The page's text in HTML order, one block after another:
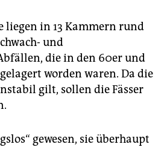
liegen in 13 Kammern rund
und
die in den 60er und
worden waren. Da die
gilt, sollen die Fässer
gewesen, sie überhaupt